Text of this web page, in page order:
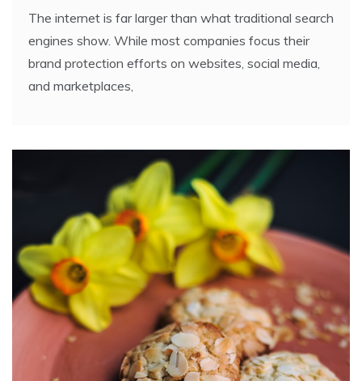
The internet is far larger than what traditional search
engines show. While most companies focus their
brand protection efforts on websites, social media,
and marketplaces,